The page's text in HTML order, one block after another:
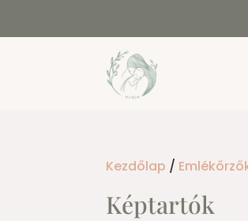
Kezdőlap /
Képtartók